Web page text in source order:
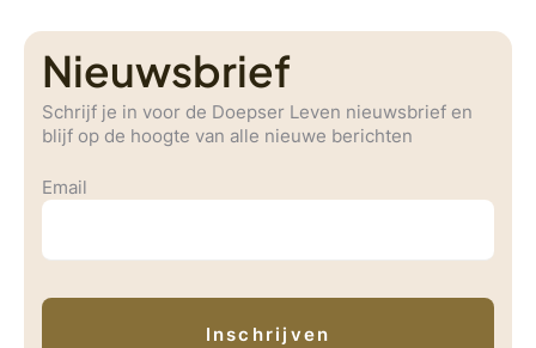
Nieuwsbrief
Schrijf je in voor de Doepser Leven nieuwsbrief en
blijf op de hoogte van alle nieuwe berichten
Email